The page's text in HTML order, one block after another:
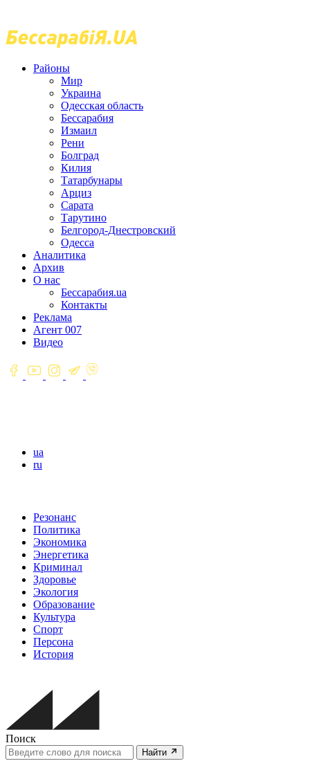
Районы
Мир
Украина
Одесская область
Бессарабия
Измаил
Рени
Болград
Килия
Татарбунары
Арциз
Сарата
Тарутино
Белгород-Днестровский
Одесса
Аналитика
Архив
О нас
Бессарабия.ua
Контакты
Реклама
Агент 007
Видео
ua
ru
Резонанс
Политика
Экономика
Энергетика
Криминал
Здоровье
Экология
Образование
Культура
Спорт
Персона
История
Поиск
Найти